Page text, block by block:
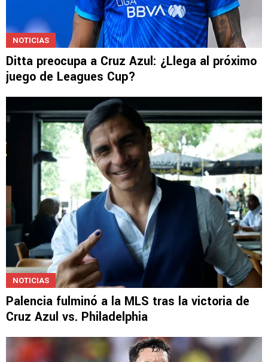
Ditta preocupa a Cruz Azul: ¿Llega al próximo
juego de Leagues Cup?
Palencia fulminó a la MLS tras la victoria de